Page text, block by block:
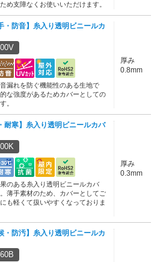
め支障なくお使いいただけます。
・防音】糸入り透明ビニールカ
漏れを防ぐ機能性のある生地で
な強度があるためカバーとしての
。
厚み
0.8mm
耐寒】糸入り透明ビニールカバ
のある糸入り透明ビニールカバ
薄手素材のため、カバーとしてご
も軽くて扱いやすくなっておりま
厚み
0.3mm
・防汚】糸入り透明ビニールカ